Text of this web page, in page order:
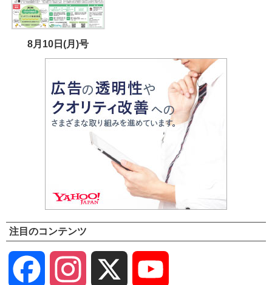
8月10日(月)号
注目のコンテンツ
Facebook Instagram